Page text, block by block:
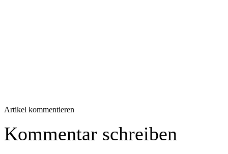
Artikel kommentieren
Kommentar schreiben